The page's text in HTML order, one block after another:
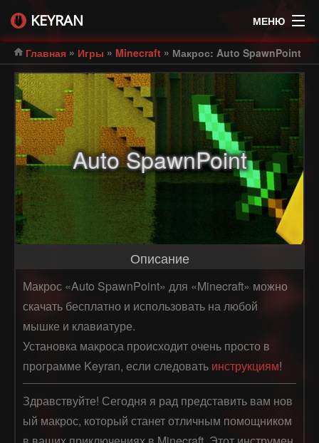
KEYRAN МЕНЮ
Главная » Игры » Minecraft » Макрос: Auto SpawnPoint
Auto SpawnPoint
Описание
Макрос «Auto SpawnPoint» для «Minecraft» можно
скачать бесплатно и использовать на любой
мышке и клавиатуре.
Установка макроса происходит очень просто в
программе Keyran, если следовать инструкциям!
Здравствуйте! Сегодня я рад представить вам нов
ый макрос, который станет отличным помощником